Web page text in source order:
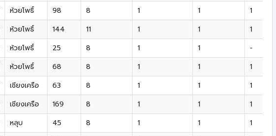
ห้วยโพธิ์ 98 8 1 1
1
ห้วยโพธิ์ 144 11 1 1
1
ห้วยโพธิ์ 25 8 1 1
-
ห้วยโพธิ์ 68 8 1 1
1
เชียงเครือ 63 8 1 1
1
เชียงเครือ 169 8 1 1
1
หลุบ 45 8 1 1
1